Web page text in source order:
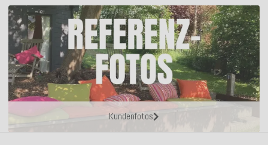
Kundenfotos